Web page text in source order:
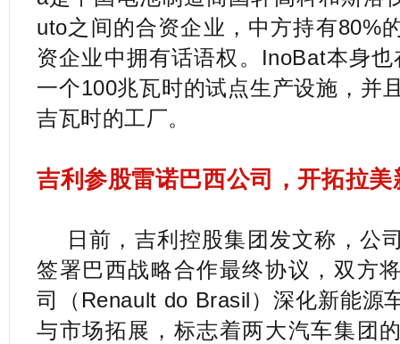
uto之间的合资企业，中方持有80%
资企业中拥有话语权。InoBat本身
一个100兆瓦时的试点生产设施，并
吉瓦时的工厂。
吉利参股雷诺巴西公司，开拓拉
日前，吉利控股集团发文称，公
签署巴西战略合作最终协议，双方
司（Renault do Brasil）深化新能源
与市场拓展，标志着两大汽车集团